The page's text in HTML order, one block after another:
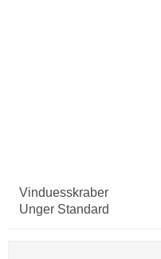
Vinduesskraber
Unger Standard